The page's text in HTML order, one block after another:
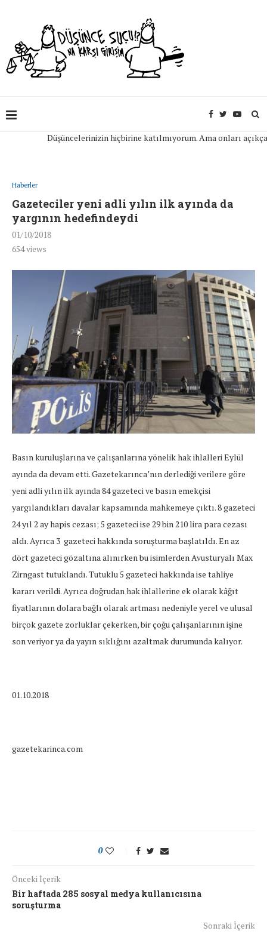
Düşüncelerinizin hiçbirine katılmıyorum. Ama onları açıkça
Haberler
Gazeteciler yeni adli yılın ilk ayında da
yargının hedefindeydi
01/10/2018
654views
Basın kuruluşlarına ve çalışanlarına yönelik hak ihlalleri Eylül
ayında da devam etti. Gazetekarınca’nın derlediği verilere göre
yeni adli yılın ilk ayında 84 gazeteci ve basın emekçisi
yargılandıkları davalar kapsamında mahkemeye çıktı. 8 gazeteci
24 yıl 2 ay hapis cezası; 5 gazeteci ise 29 bin 210 lira para cezası
aldı. Ayrıca 3 gazeteci hakkında soruşturma başlatıldı. En az
dört gazeteci gözaltına alınırken bu isimlerden Avusturyalı Max
Zirngast tutuklandı. Tutuklu 5 gazeteci hakkında ise tahliye
kararı verildi. Ayrıca doğrudan hak ihlallerine ek olarak kâğıt
fiyatlarının dolara bağlı olarak artması nedeniyle yerel ve ulusal
birçok gazete zorluklar çekerken, bir çoğu çalışanlarının işine
son veriyor ya da yayın sıklığını azaltmak durumunda kalıyor.
01.10.2018
gazetekarinca.com
0
Önceki İçerik
Bir haftada 285 sosyal medya kullanıcısına
soruşturma
Sonraki İçerik